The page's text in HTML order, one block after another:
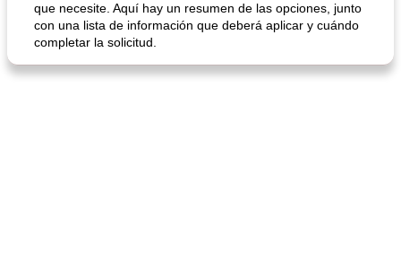
que necesite. Aquí hay un resumen de las opciones, junto
con una lista de información que deberá aplicar y cuándo
completar la solicitud.